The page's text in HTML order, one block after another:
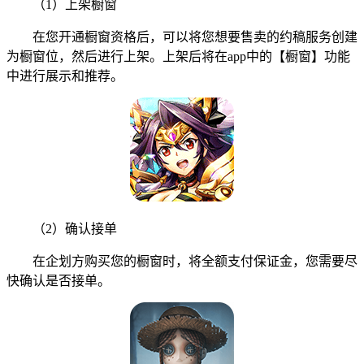
（1）上架橱窗
在您开通橱窗资格后，可以将您想要售卖的约稿服务创建
为橱窗位，然后进行上架。上架后将在app中的【橱窗】功能
中进行展示和推荐。
（2）确认接单
在企划方购买您的橱窗时，将全额支付保证金，您需要尽
快确认是否接单。